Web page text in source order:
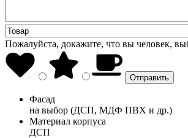
Пожалуйста, докажите, что вы человек,
Фасад
на выбор (ДСП, МДФ ПВХ и др.)
Материал корпуса
ДСП